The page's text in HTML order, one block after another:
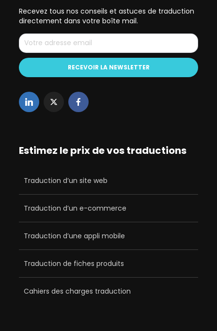
Recevez tous nos conseils et astuces de traduction
directement dans votre boîte mail.
Estimez le prix de vos traductions
Traduction d’un site web
Traduction d’un e-commerce
Traduction d’une appli mobile
Traduction de fiches produits
Cahiers des charges traduction